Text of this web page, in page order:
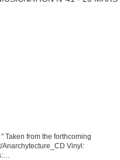
Taken from the forthcoming
Anarchytecture_CD Vinyl: